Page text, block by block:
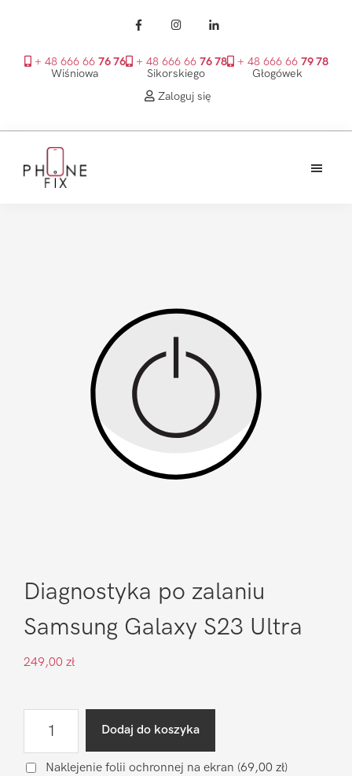
+ 48 666 66 76 76
Wiśniowa
+ 48 666 66 76 78
Sikorskiego
+ 48 666 66 79 78
Głogówek
Zaloguj się
głównego
Diagnostyka po zalaniu
Samsung Galaxy S23 Ultra
249,00 zł
po
Dodaj do koszyka
Naklejenie folii ochronnej na ekran (69,00 zł)